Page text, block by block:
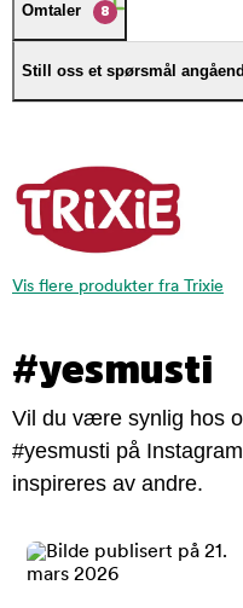
Omtaler 8
Still oss et spørsmål
Vis flere produkter fra Trixie
#yesmusti
Vil du være synlig hos
#yesmusti på
inspireres av andre.